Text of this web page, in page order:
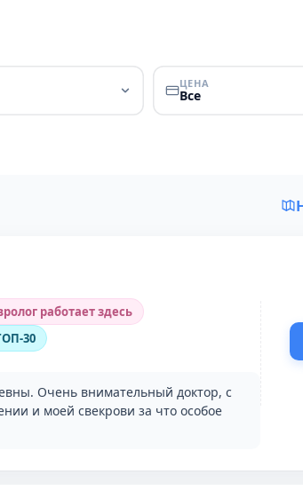
ЦЕНА
Все
работает здесь
30
Очень внимательный доктор, с
и моей свекрови за что особое